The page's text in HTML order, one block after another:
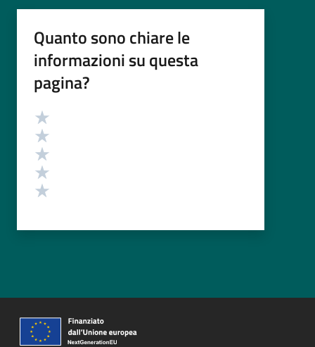
Quanto sono chiare le
informazioni su questa
pagina?
Valutazione